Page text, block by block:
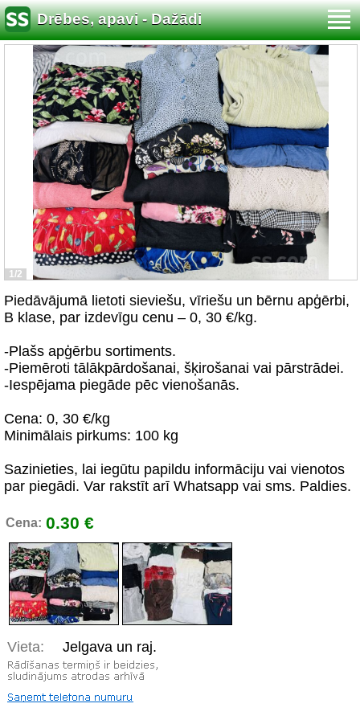
Drēbes, apavi - Dažādi
1/2
Piedāvājumā lietoti sieviešu, vīriešu un bērnu apģērbi,
B klase, par izdevīgu cenu – 0, 30 €/kg.
-Plašs apģērbu sortiments.
-Piemēroti tālākpārdošanai, šķirošanai vai pārstrādei.
-Iespējama piegāde pēc vienošanās.
Cena: 0, 30 €/kg
Minimālais pirkums: 100 kg
Sazinieties, lai iegūtu papildu informāciju vai vienotos
par piegādi. Var rakstīt arī Whatsapp vai sms. Paldies.
Cena: 0.30 €
Vieta: Jelgava un raj.